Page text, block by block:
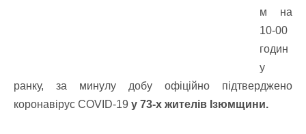
м на
10-00
годин
у
ранку, за минулу добу офіційно підтверджено
коронавірус COVID-19 у 73-х жителів Ізюмщини.